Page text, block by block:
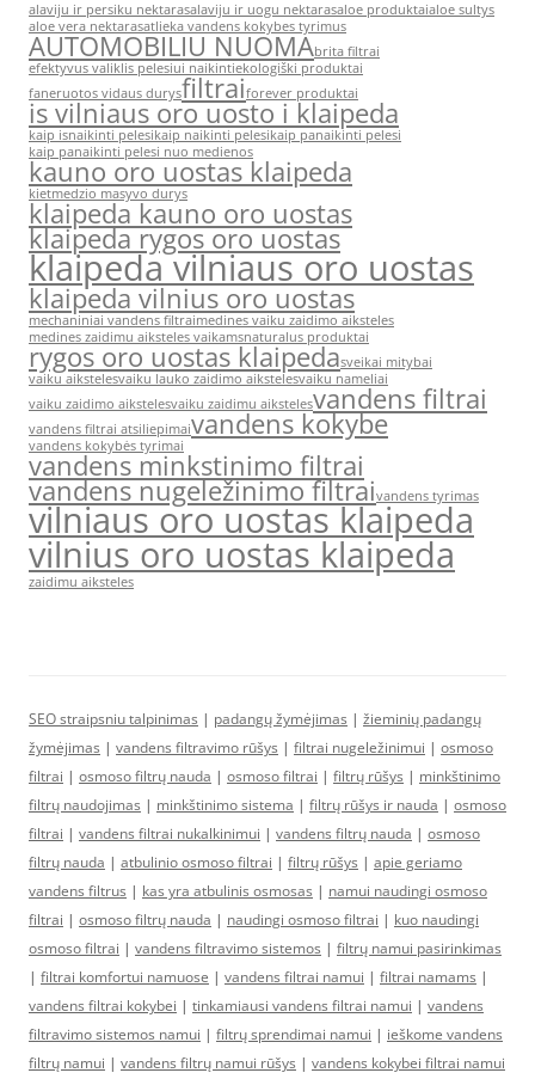
alaviju ir persiku nektarasalaviju ir uogu nektarasaloe produktaialoe sultys
aloe vera nektarasatlieka vandens kokybes tyrimus
AUTOMOBILIU NUOMAbrita filtrai
efektyvus valiklis pelesiui naikintiekologiški produktai
faneruotos vidaus durysfiltraiforever produktai
is vilniaus oro uosto i klaipeda
kaip isnaikinti pelesikaip naikinti pelesikaip panaikinti pelesi
kaip panaikinti pelesi nuo medienos
kauno oro uostas klaipeda
kietmedzio masyvo durys
klaipeda kauno oro uostas
klaipeda rygos oro uostas
klaipeda vilniaus oro uostas
klaipeda vilnius oro uostas
mechaniniai vandens filtraimedines vaiku zaidimo aiksteles
medines zaidimu aiksteles vaikamsnaturalus produktai
rygos oro uostas klaipedasveikai mitybai
vaiku aikstelesvaiku lauko zaidimo aikstelesvaiku nameliai
vaiku zaidimo aikstelesvaiku zaidimu aikstelesvandens filtrai
vandens filtrai atsiliepimaivandens kokybe
vandens kokybės tyrimai
vandens minkstinimo filtrai
vandens nugeležinimo filtraivandens tyrimas
vilniaus oro uostas klaipeda
vilnius oro uostas klaipeda
zaidimu aiksteles
SEO straipsniu talpinimas | padangų žymėjimas | žieminių padangų
žymėjimas | vandens filtravimo rūšys | filtrai nugeležinimui | osmoso
filtrai | osmoso filtrų nauda | osmoso filtrai | filtrų rūšys | minkštinimo
filtrų naudojimas | minkštinimo sistema | filtrų rūšys ir nauda | osmoso
filtrai | vandens filtrai nukalkinimui | vandens filtrų nauda | osmoso
filtrų nauda | atbulinio osmoso filtrai | filtrų rūšys | apie geriamo
vandens filtrus | kas yra atbulinis osmosas | namui naudingi osmoso
filtrai | osmoso filtrų nauda | naudingi osmoso filtrai | kuo naudingi
osmoso filtrai | vandens filtravimo sistemos | filtrų namui pasirinkimas
| filtrai komfortui namuose | vandens filtrai namui | filtrai namams |
vandens filtrai kokybei | tinkamiausi vandens filtrai namui | vandens
filtravimo sistemos namui | filtrų sprendimai namui | ieškome vandens
filtrų namui | vandens filtrų namui rūšys | vandens kokybei filtrai namui